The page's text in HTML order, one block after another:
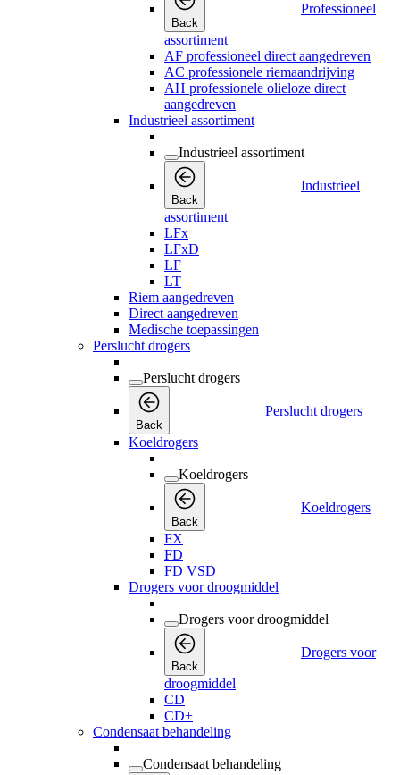
Back
Professioneel
assortiment
AF professioneel direct aangedreven
AC professionele riemaandrijving
AH professionele olieloze direct
aangedreven
Industrieel assortiment
Industrieel assortiment
Back
Industrieel
assortiment
LFx
LFxD
LF
LT
Riem aangedreven
Direct aangedreven
Medische toepassingen
Perslucht drogers
Perslucht drogers
Back
Perslucht drogers
Koeldrogers
Koeldrogers
Back
Koeldrogers
FX
FD
FD VSD
Drogers voor droogmiddel
Drogers voor droogmiddel
Back
Drogers voor
droogmiddel
CD
CD+
Condensaat behandeling
Condensaat behandeling